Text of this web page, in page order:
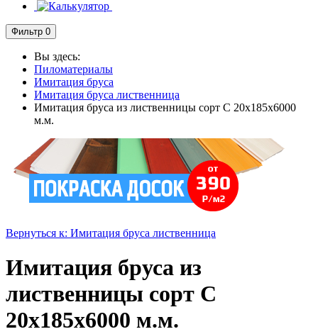
Фильтр 0
Вы здесь:
Пиломатериалы
Имитация бруса
Имитация бруса лиственница
Имитация бруса из лиственницы сорт С 20х185х6000
м.м.
Вернуться к: Имитация бруса лиственница
Имитация бруса из
лиственницы сорт С
20х185х6000 м.м.